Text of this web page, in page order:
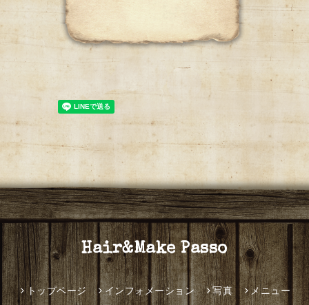
Hair&Make Passo
トップページ インフォメーション 写真 メニュー